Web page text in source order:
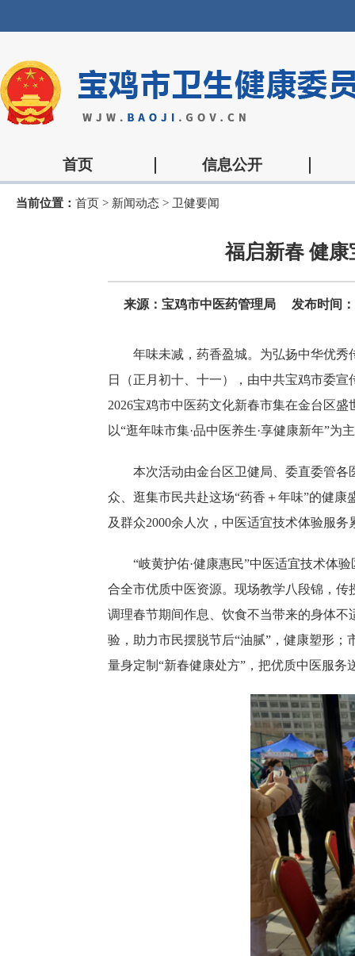
首页 信息公开
当前位置： 首页 > 新闻动态 > 卫健要闻
福启新春 健康
来源：宝鸡市中医药管理局 发布时间：
年味未减，药香盈城。为弘扬中华优秀
日（正月初十、十一），由中共宝鸡市委
2026宝鸡市中医药文化新春市集在金台区
以“逛年味市集·品中医养生·享健康新年”
本次活动由金台区卫健局、委直委管
众、逛集市民共赴这场“药香＋年味”的健
及群众2000余人次，中医适宜技术体验服
“岐黄护佑·健康惠民”中医适宜技术体
合全市优质中医资源。现场教学八段锦，
调理春节期间作息、饮食不当带来的身体
验，助力市民摆脱节后“油腻”，健康塑形
量身定制“新春健康处方”，把优质中医服务